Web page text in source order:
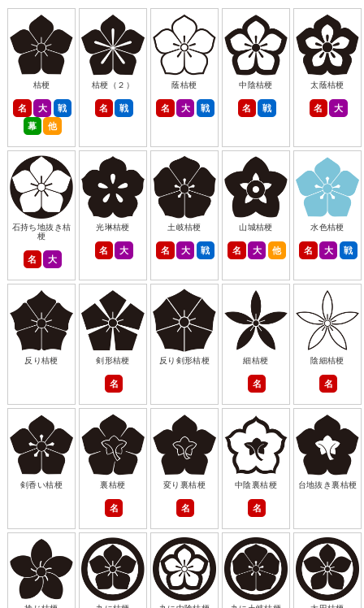
桔梗
名 大
戦
幕
他
桔梗（２）
名 戦
蔭桔梗
名 大 戦
中陰桔梗
名 戦
太蔭桔梗
名 大
石持ち地抜き桔
梗
名 大
光琳桔梗
名 大
土岐桔梗
名 大 戦
山城桔梗
名 大 他
水色桔梗
名 大 戦
反り桔梗 剣形桔梗
名
反り剣形桔梗 細桔梗
名
陰細桔梗
名
剣香い桔梗 裏桔梗
名
変り裏桔梗
名
中陰裏桔梗
名
台地抜き裏桔梗